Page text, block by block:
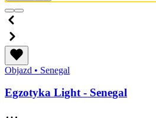
Objazd • Senegal
Egzotyka Light - Senegal